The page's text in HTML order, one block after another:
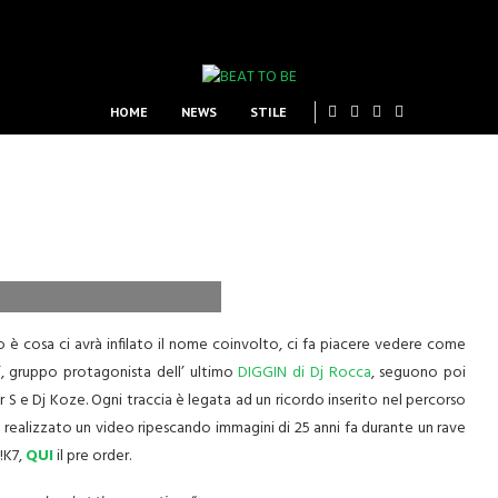
HOME NEWS STILE
è cosa ci avrà infilato il nome coinvolto, ci fa piacere vedere come
gruppo protagonista dell’ ultimoDIGGIN di Dj Rocca, seguono poi
e Dj Koze. Ogni traccia è legata ad un ricordo inserito nel percorso
un video ripescando immagini di 25 anni fa durante un rave
QUIil pre order.